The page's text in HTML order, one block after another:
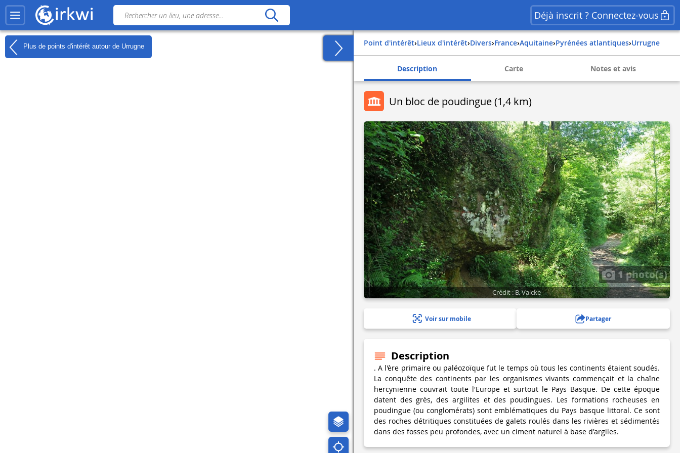
Déjà inscrit ? Connectez-vous
Plus de points d'intérêt autour de Urrugne Point d'intérêt› Lieux d'intérêt› Divers› france› aquitaine› pyrénées atlantiques› urrugne
Description Carte Notes et avis
Un bloc de poudingue (1,4 km)
1 photo(s)
Crédit : B. Valcke
Voir sur mobile Partager
Description
. A l'ère primaire ou paléozoïque fut le temps où tous les continents étaient soudés.
La conquête des continents par les organismes vivants commençait et la chaîne
hercynienne couvrait toute l'Europe et surtout le Pays Basque. De cette époque
datent des grès, des argilites et des poudingues. Les formations rocheuses en
poudingue (ou conglomérats) sont emblématiques du Pays basque littoral. Ce sont
des roches détritiques constituées de galets roulés dans les rivières et sédimentés
dans des fosses peu profondes, avec un ciment naturel à base d'argiles.